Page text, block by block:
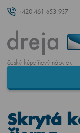
+420 461 653 937
český kúpeľňový nábytok
Skrytá